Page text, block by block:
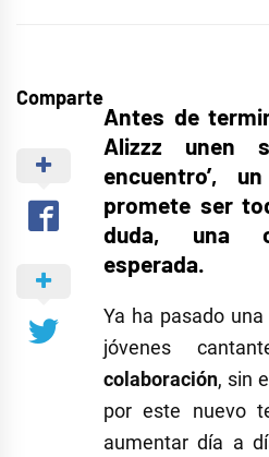
Comparte
Antes de
Alizzz unen
encuentro’,
promete ser
duda, una
esperada.
Ya ha pasado
jóvenes
colaboración, sin
por este nuevo
aumentar día a